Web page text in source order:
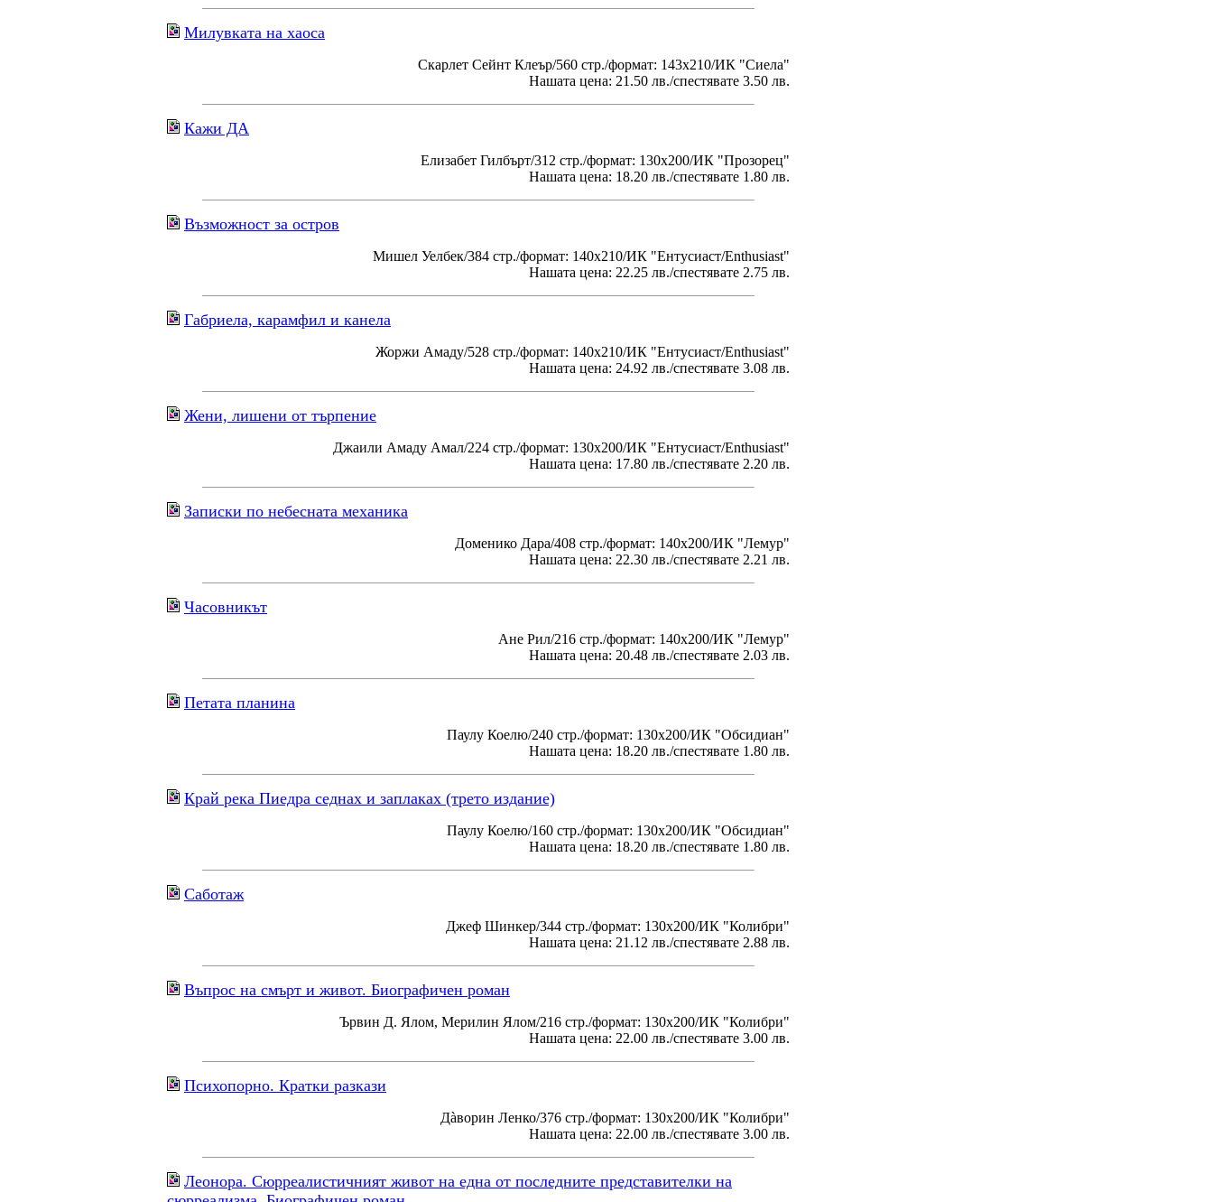
Милувката на хаоса
Скарлет Сейнт Клеър/560 стр./формат: 143х210/ИК "Сиела"
Нашата цена: 21.50 лв./спестявате 3.50 лв.
Кажи ДА
Елизабет Гилбърт/312 стр./формат: 130x200/ИК "Прозорец"
Нашата цена: 18.20 лв./спестявате 1.80 лв.
Възможност за остров
Мишел Уелбек/384 стр./формат: 140х210/ИК "Ентусиаст/Enthusiast"
Нашата цена: 22.25 лв./спестявате 2.75 лв.
Габриела, карамфил и канела
Жоржи Амаду/528 стр./формат: 140х210/ИК "Ентусиаст/Enthusiast"
Нашата цена: 24.92 лв./спестявате 3.08 лв.
Жени, лишени от търпение
Джаили Амаду Амал/224 стр./формат: 130x200/ИК "Ентусиаст/Enthusiast"
Нашата цена: 17.80 лв./спестявате 2.20 лв.
Записки по небесната механика
Доменико Дара/408 стр./формат: 140х200/ИК "Лемур"
Нашата цена: 22.30 лв./спестявате 2.21 лв.
Часовникът
Ане Рил/216 стр./формат: 140х200/ИК "Лемур"
Нашата цена: 20.48 лв./спестявате 2.03 лв.
Петата планина
Паулу Коелю/240 стр./формат: 130x200/ИК "Обсидиан"
Нашата цена: 18.20 лв./спестявате 1.80 лв.
Край река Пиедра седнах и заплаках (трето издание)
Паулу Коелю/160 стр./формат: 130x200/ИК "Обсидиан"
Нашата цена: 18.20 лв./спестявате 1.80 лв.
Саботаж
Джеф Шинкер/344 стр./формат: 130x200/ИК "Колибри"
Нашата цена: 21.12 лв./спестявате 2.88 лв.
Въпрос на смърт и живот. Биографичен роман
Ървин Д. Ялом, Мерилин Ялом/216 стр./формат: 130x200/ИК "Колибри"
Нашата цена: 22.00 лв./спестявате 3.00 лв.
Психопорно. Кратки разкази
Дàворин Ленко/376 стр./формат: 130x200/ИК "Колибри"
Нашата цена: 22.00 лв./спестявате 3.00 лв.
Леонора. Сюрреалистичният живот на една от последните представителки на